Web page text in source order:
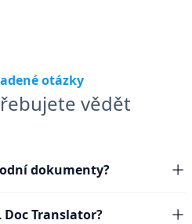
otázky
vědět
dokumenty?
Doc Translator?